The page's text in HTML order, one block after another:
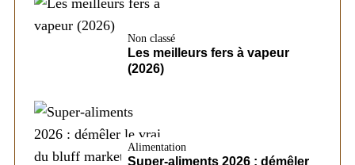
Non classé
Les meilleurs fers à vapeur
(2026)
Alimentation
Super-aliments 2026 : démêler